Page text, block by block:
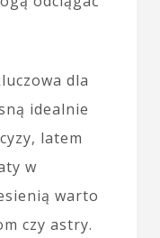
dla
idealnie
latem
w
warto
czy astry.